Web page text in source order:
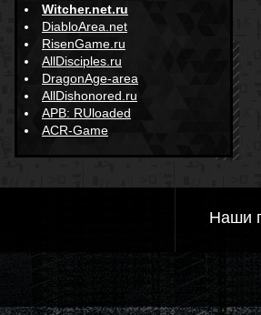
Witcher.net.ru
DiabloArea.net
RisenGame.ru
AllDisciples.ru
DragonAge-area
AllDishonored.ru
APB: RUloaded
ACR-Game
Наши